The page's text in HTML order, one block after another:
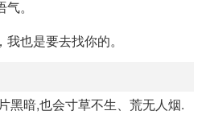
。
也是要去找你的。
黑暗,也会寸草不生、荒无人烟.